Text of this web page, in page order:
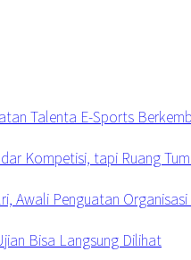
Talenta E-Sports
Kompetisi, tapi Ruang
Awali Penguatan
Bisa Langsung Dilihat